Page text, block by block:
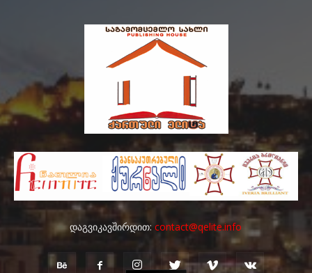
დაგვიკავშირდით:contact@qelite.info